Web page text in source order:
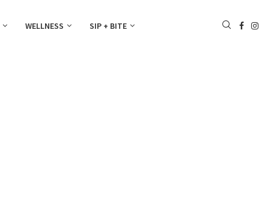
WELLNESS SIP + BITE